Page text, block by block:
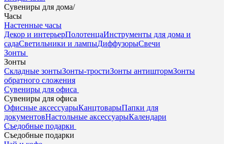
Сувениры для дома/
Часы
Настенные часы
Декор и интерьерПолотенцаИнструменты для дома и
садаСветильники и лампыДиффузорыСвечи
Зонты
Зонты
Складные зонтыЗонты-тростиЗонты антиштормЗонты
обратного сложения
Сувениры для офиса
Сувениры для офиса
Офисные аксессуарыКанцтоварыПапки для
документовНастольные аксессуарыКалендари
Съедобные подарки
Съедобные подарки